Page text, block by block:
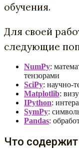
обучения.
Для своей
следующие
NumPy:
тензорами
SciPy: научно-
Matplotlib:
IPython:
SymPy:
Pandas:
Что